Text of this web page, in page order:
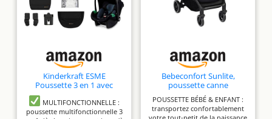
Kinderkraft ESME
Poussette 3 en 1 avec
porte-bébé Mink PRO I-
Size, système de voyage,
poussette bébé, poussette
MULTIFONCTIONNELLE :
poussette multifonctionnelle 3
Bebeconfort Sunlite,
poussette canne
compacte, 0 à 4 ans (22 kg
max), légère (7,2 kg), 3
Positions d'Inclinaison
POUSSETTE BÉBÉ & ENFANT :
transportez confortablement